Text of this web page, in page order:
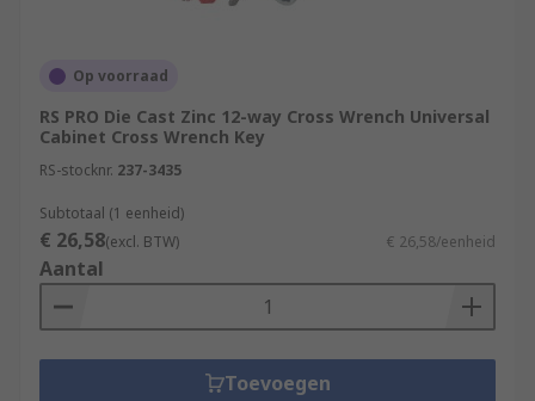
Gas, water supply and shut-off-systems
Op voorraad
RS PRO Die Cast Zinc 12-way Cross Wrench Universal
Cabinet Cross Wrench Key
RS-stocknr. 237-3435
Subtotaal (1 eenheid)
€ 26,58(excl. BTW) € 26,58/eenheid
Aantal
Toevoegen